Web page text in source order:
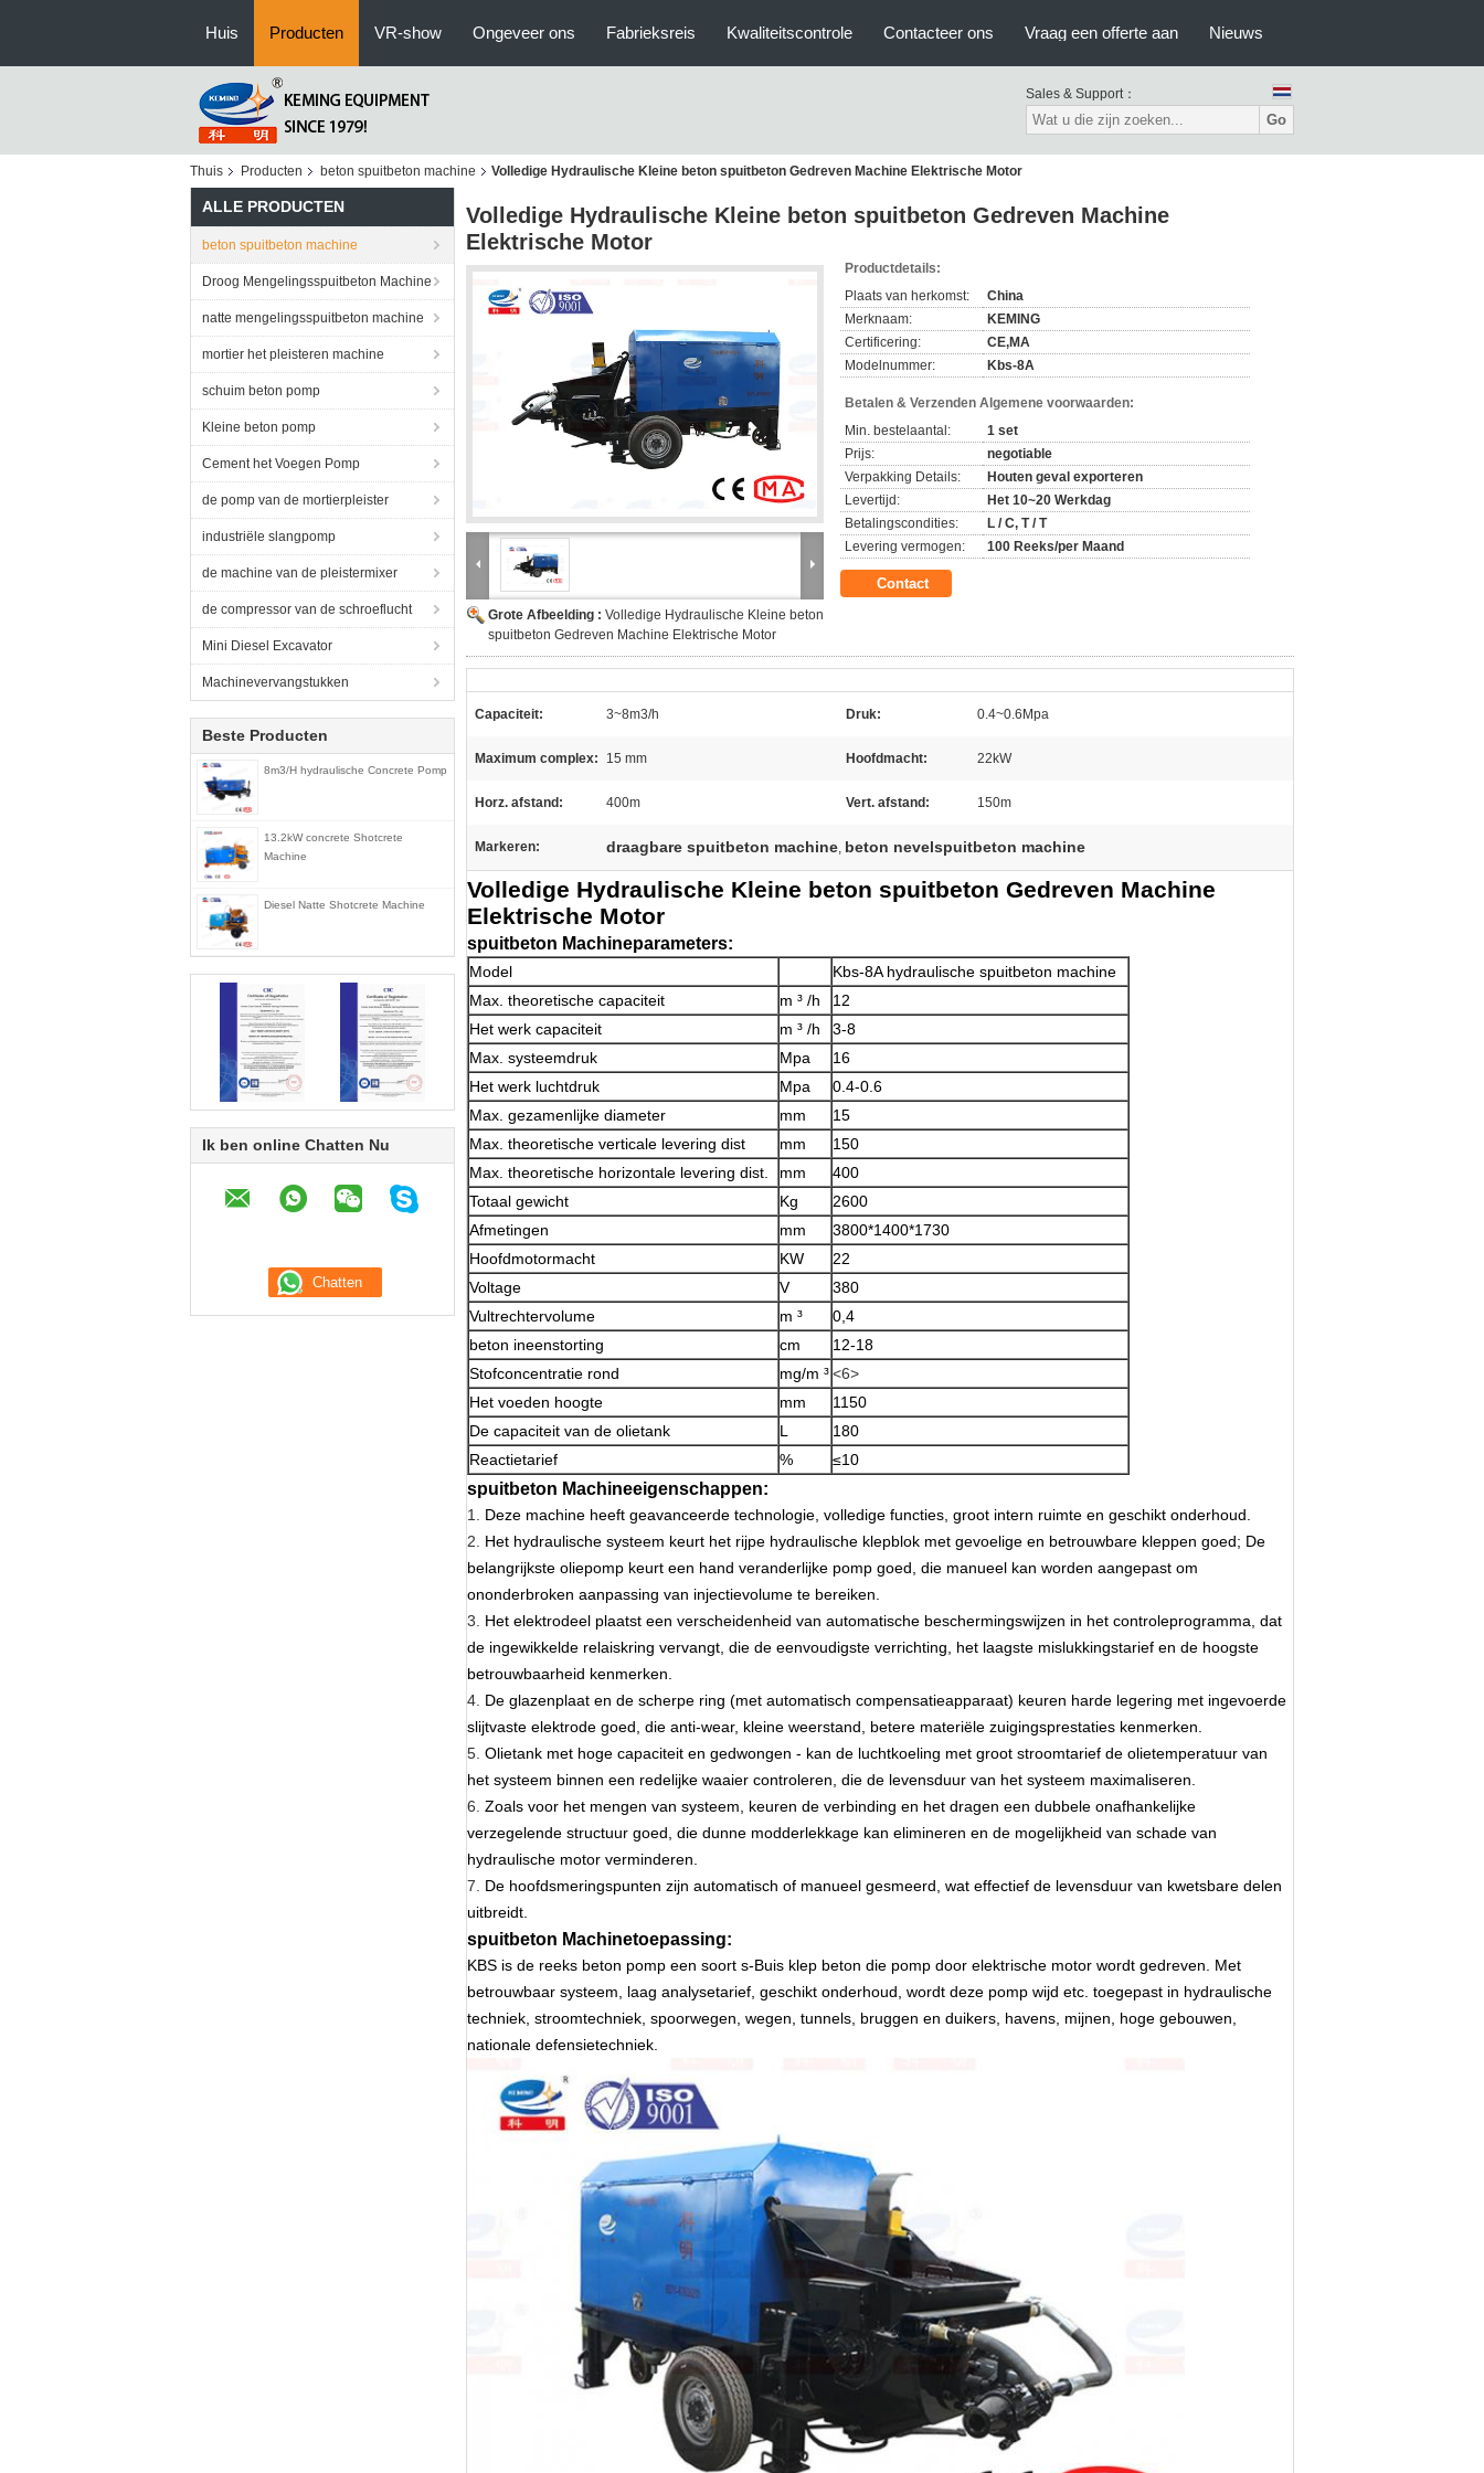
Huis Producten VR-show Ongeveer ons Fabrieksreis Kwaliteitscontrole Contacteer ons Vraag een offerte aan Nieuws
Sales & Support：
Go
Thuis Producten beton spuitbeton machine Volledige Hydraulische Kleine beton spuitbeton Gedreven Machine Elektrische Motor
ALLE PRODUCTEN
beton spuitbeton machine
Droog Mengelingsspuitbeton Machine
natte mengelingsspuitbeton machine
mortier het pleisteren machine
schuim beton pomp
Kleine beton pomp
Cement het Voegen Pomp
de pomp van de mortierpleister
industriële slangpomp
de machine van de pleistermixer
de compressor van de schroeflucht
Mini Diesel Excavator
Machinevervangstukken
Beste Producten
8m3/H hydraulische Concrete Pomp
13.2kW concrete Shotcrete
Machine
Diesel Natte Shotcrete Machine
Ik ben online Chatten Nu
Volledige Hydraulische Kleine beton spuitbeton Gedreven Machine
Elektrische Motor
Grote Afbeelding : Volledige Hydraulische Kleine beton
spuitbeton Gedreven Machine Elektrische Motor
Productdetails:
Plaats van herkomst:
China
Merknaam:
KEMING
Certificering:
CE,MA
Modelnummer:
Kbs-8A
Betalen & Verzenden Algemene voorwaarden:
Min. bestelaantal:
1 set
Prijs:
negotiable
Verpakking Details:
Houten geval exporteren
Levertijd:
Het 10~20 Werkdag
Betalingscondities:
L / C, T / T
Levering vermogen:
100 Reeks/per Maand
Contact
Capaciteit: 3~8m3/h Druk: 0.4~0.6Mpa
Maximum complex: 15 mm Hoofdmacht: 22kW
Horz. afstand: 400m Vert. afstand: 150m
Markeren: draagbare spuitbeton machine, beton nevelspuitbeton machine
Volledige Hydraulische Kleine beton spuitbeton Gedreven Machine
Elektrische Motor
spuitbeton Machineparameters:
Model
Kbs-8A hydraulische spuitbeton machine
Max. theoretische capaciteit
m ³ /h
12
Het werk capaciteit
m ³ /h
3-8
Max. systeemdruk
Mpa
16
Het werk luchtdruk
Mpa
0.4-0.6
Max. gezamenlijke diameter
mm
15
Max. theoretische verticale levering dist
mm
150
Max. theoretische horizontale levering dist.
mm
400
Totaal gewicht
Kg
2600
Afmetingen
mm
3800*1400*1730
Hoofdmotormacht
KW
22
Voltage
V
380
Vultrechtervolume
m ³
0,4
beton ineenstorting
cm
12-18
Stofconcentratie rond
mg/m ³<6>
Het voeden hoogte
mm
1150
De capaciteit van de olietank
L
180
Reactietarief
% ≤10
spuitbeton Machineeigenschappen:
1. Deze machine heeft geavanceerde technologie, volledige functies, groot intern ruimte en geschikt onderhoud.
2. Het hydraulische systeem keurt het rijpe hydraulische klepblok met gevoelige en betrouwbare kleppen goed; De
belangrijkste oliepomp keurt een hand veranderlijke pomp goed, die manueel kan worden aangepast om
ononderbroken aanpassing van injectievolume te bereiken.
3. Het elektrodeel plaatst een verscheidenheid van automatische beschermingswijzen in het controleprogramma, dat
de ingewikkelde relaiskring vervangt, die de eenvoudigste verrichting, het laagste mislukkingstarief en de hoogste
betrouwbaarheid kenmerken.
4. De glazenplaat en de scherpe ring (met automatisch compensatieapparaat) keuren harde legering met ingevoerde
slijtvaste elektrode goed, die anti-wear, kleine weerstand, betere materiële zuigingsprestaties kenmerken.
5. Olietank met hoge capaciteit en gedwongen - kan de luchtkoeling met groot stroomtarief de olietemperatuur van
het systeem binnen een redelijke waaier controleren, die de levensduur van het systeem maximaliseren.
6. Zoals voor het mengen van systeem, keuren de verbinding en het dragen een dubbele onafhankelijke
verzegelende structuur goed, die dunne modderlekkage kan elimineren en de mogelijkheid van schade van
hydraulische motor verminderen.
7. De hoofdsmeringspunten zijn automatisch of manueel gesmeerd, wat effectief de levensduur van kwetsbare delen
uitbreidt.
spuitbeton Machinetoepassing:
KBS is de reeks beton pomp een soort s-Buis klep beton die pomp door elektrische motor wordt gedreven. Met
betrouwbaar systeem, laag analysetarief, geschikt onderhoud, wordt deze pomp wijd etc. toegepast in hydraulische
techniek, stroomtechniek, spoorwegen, wegen, tunnels, bruggen en duikers, havens, mijnen, hoge gebouwen,
nationale defensietechniek.